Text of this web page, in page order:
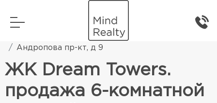
Элитная жилая недвижимость
Андропова пр-кт, д 9
ЖК Dream Towers.
продажа 6-комнатной